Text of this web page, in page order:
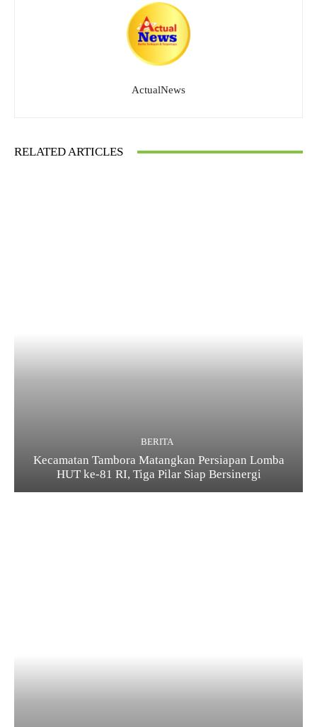
ActualNews
RELATED ARTICLES
BERITA
Kecamatan Tambora Matangkan Persiapan Lomba
HUT ke-81 RI, Tiga Pilar Siap Bersinergi